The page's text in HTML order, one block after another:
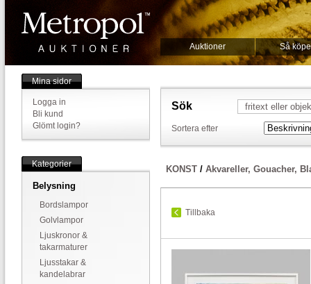
Auktioner Så
Mina sidor
Logga in
Bli kund
Glömt login?
Kategorier
Belysning
Bordslampor
Golvlampor
Ljuskronor &
takarmaturer
Ljusstakar &
kandelabrar
Sök
Sortera efter
KONST / Akvareller, Gouacher,
Tillbaka